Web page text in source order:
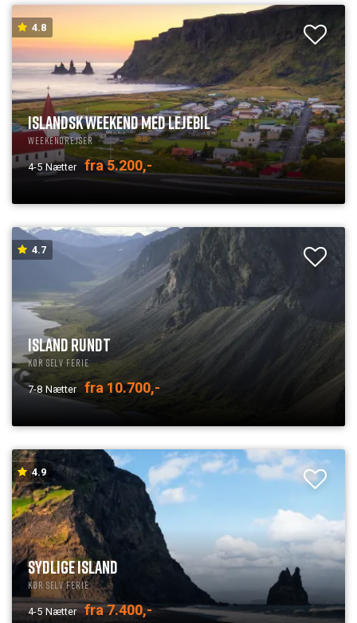
4.8
ISLANDSK WEEKEND MED LEJEBIL
Weekendrejser
4-5 Nætter fra 5.200,-
4.7
ISLAND RUNDT
Kør selv ferie
7-8 Nætter fra 10.700,-
4.9
SYDLIGE ISLAND
Kør selv ferie
4-5 Nætter fra 7.400,-